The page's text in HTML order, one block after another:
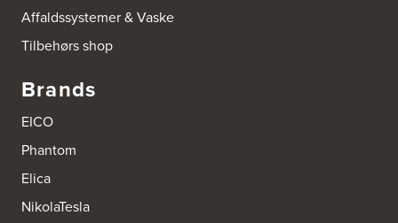
Affaldssystemer & Vaske
Tilbehørs shop
Brands
EICO
Phantom
Elica
NikolaTesla